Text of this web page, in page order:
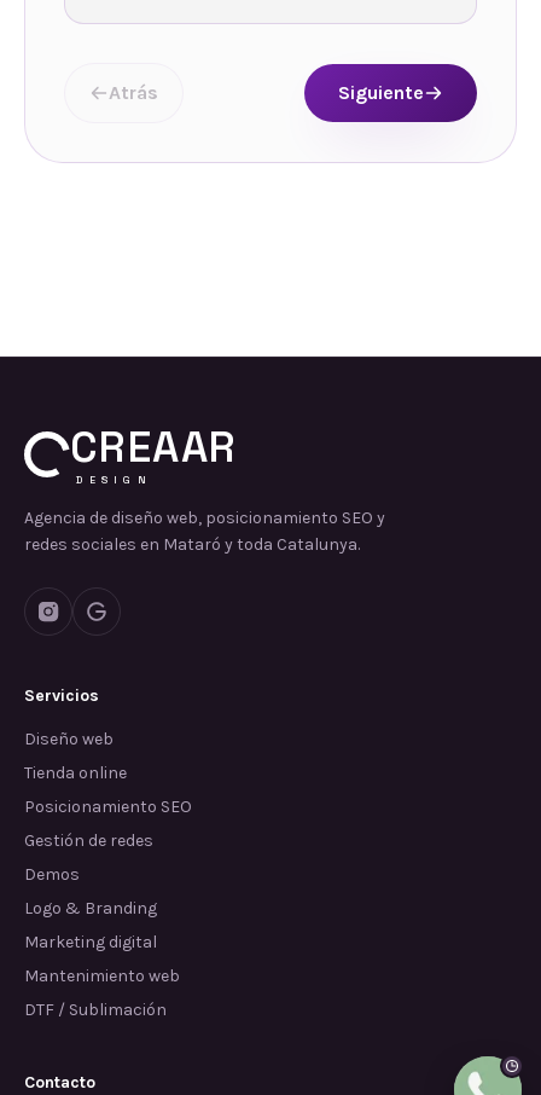
Atrás Siguiente
CREAAR
DESIGN
Agencia de diseño web, posicionamiento SEO y
redes sociales en Mataró y toda Catalunya.
Servicios
Diseño web
Tienda online
Posicionamiento SEO
Gestión de redes
Demos
Logo & Branding
Marketing digital
Mantenimiento web
DTF / Sublimación
Contacto